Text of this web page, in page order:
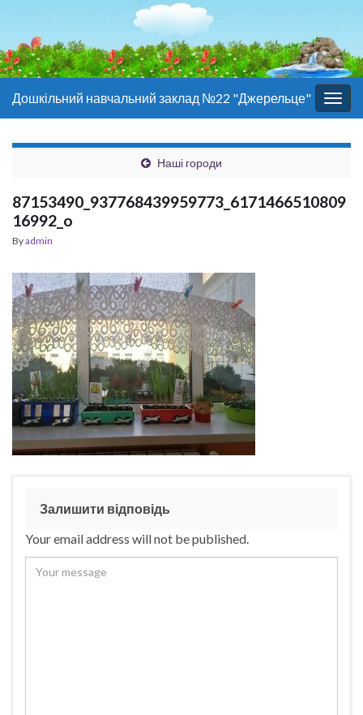
Дошкільний навчальний заклад №22 "Джерельце"
Наші городи
87153490_937768439959773_6171466510809
16992_o
Byadmin
Залишити відповідь
Your email address will not be published.